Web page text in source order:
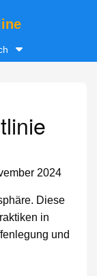
2024
Diese
in
und